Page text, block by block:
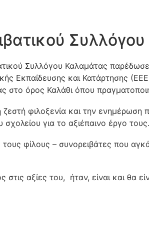
Συλλόγου Καλαμάτας
Εκπαίδευσης και Κατάρτησης
όρος Καλάθι όπου
φιλοξενία και την
για το αξιέπαινο έργο τους.
φίλους – συνορειβάτες που
αξίες του, ήταν, είναι και θα